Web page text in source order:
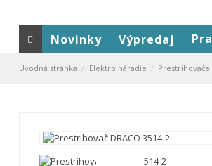
Novinky Výpredaj
Úvodná stránka Elektro náradie Prestrihovače